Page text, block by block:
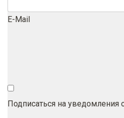
E-Mail
Подписаться на